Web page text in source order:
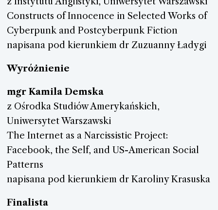
Constructs of Innocence in Selected Works of
Cyberpunk and Postcyberpunk Fiction
napisana pod kierunkiem dr Zuzuanny Ładygi
Wyróżnienie
mgr Kamila Demska
z Ośrodka Studiów Amerykańskich,
Uniwersytet Warszawski
The Internet as a Narcissistic Project:
Facebook, the Self, and US-American Social
Patterns
napisana pod kierunkiem dr Karoliny Krasuska
Finalista